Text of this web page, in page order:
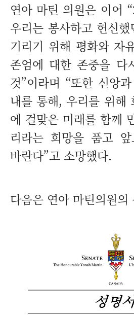
연아 마틴 의원은 이어
우리는 봉사하고 헌신
기리기 위해 평화와 자
존엄에 대한 존중을 다
것”이라며 “또한 신앙
내를 통해, 우리를 위해
에 걸맞은 미래를 함께
리라는 희망을 품고 앞
바란다”고 소망했다.
다음은 연아 마틴의원의